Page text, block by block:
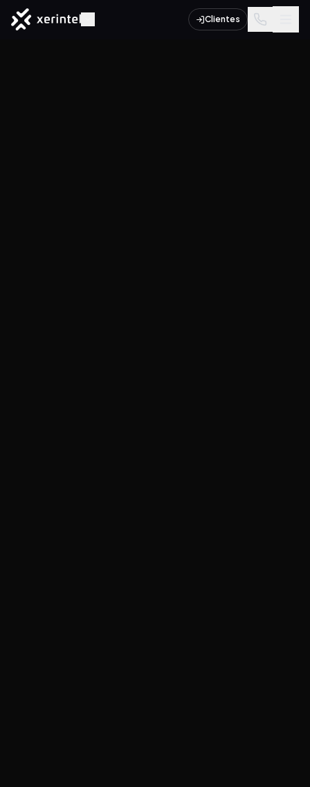
Clientes